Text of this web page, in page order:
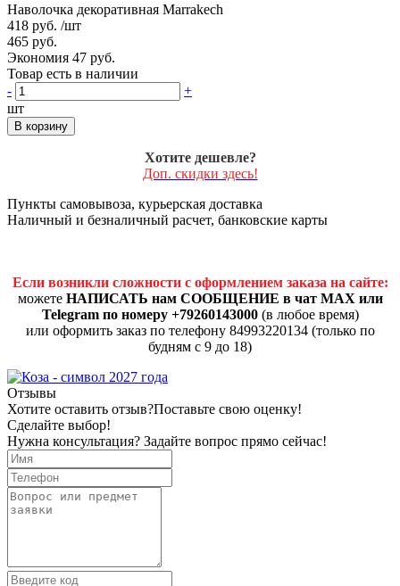
Наволочка декоративная Marrakech
418 руб. /шт
465 руб.
Экономия 47 руб.
Товар есть в наличии
-
+
шт
В корзину
Хотите дешевле?
Доп. скидки здесь!
Пункты самовывоза, курьерская доставка
Наличный и безналичный расчет, банковские карты
Если возникли сложности с оформлением заказа на сайте:
можете НАПИСАТЬ нам СООБЩЕНИЕ в чат MAX или
Telegram по номеру +79260143000(в любое время)
или оформить заказ по телефону 84993220134 (только по
будням с 9 до 18)
Отзывы
Хотите оставить отзыв?Поставьте свою оценку!
Сделайте выбор!
Нужна консультация? Задайте вопрос прямо сейчас!